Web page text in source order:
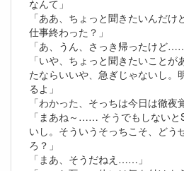
なんて」
「ああ、ちょっと聞きたいんだけ
仕事終わった？」
「あ、うん、さっき帰ったけど
「いや、ちょっと聞きたいことが
たならいいや、急ぎじゃないし。
るよ」
「わかった、そっちは今日は徹夜
「まあね～…… そうでもしないと
いし。そういうそっちこそ、どう
ろ？」
「まあ、そうだねえ……」